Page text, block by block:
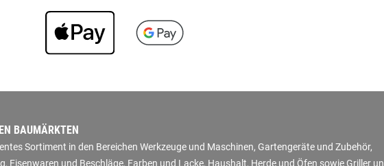
BAUMÄRKTEN
Sortiment in den Bereichen Werkzeuge und Maschinen, Gartengeräte und Zubehör,
Eisenwaren und Beschläge, Farben und Lacke, Haushalt, Herde und Öfen sowie Griller